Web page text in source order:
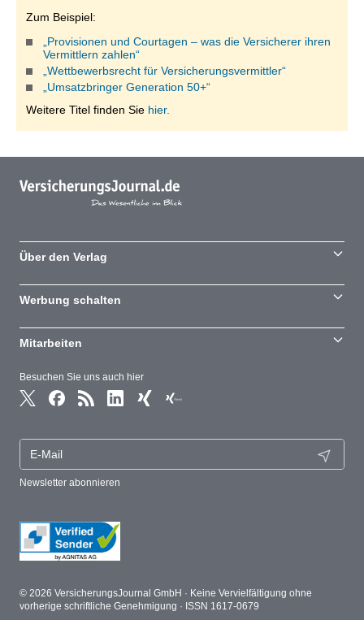
Zum Beispiel:
„Provisionen und Courtagen – was die Versicherer ihren
Vermittlern zahlen“
„Wettbewerbsrecht für Versicherungsvermittler“
„Umsatzbringer Generation 50+“
Weitere Titel finden Sie hier.
Besuchen Sie uns auch hier
Newsletter abonnieren
Über den Verlag
Werbung schalten
Mitarbeiten
© 2026 VersicherungsJournal GmbH · Keine Vervielfältigung ohne
vorherige schriftliche Genehmigung · ISSN 1617-0679